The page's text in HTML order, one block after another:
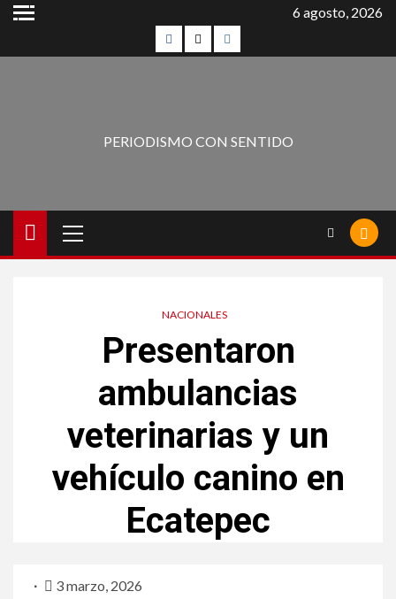
6 agosto, 2026
PERIODISMO CON SENTIDO
NACIONALES
Presentaron
ambulancias
veterinarias y un
vehículo canino en
Ecatepec
3 marzo, 2026